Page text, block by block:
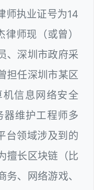
师执业证号为14
师现（或曾）
、深圳市政府采
担任深圳市某区
信息网络安全
器维护工程师多
台领域涉及到的
擅长区块链（比
、网络游戏、